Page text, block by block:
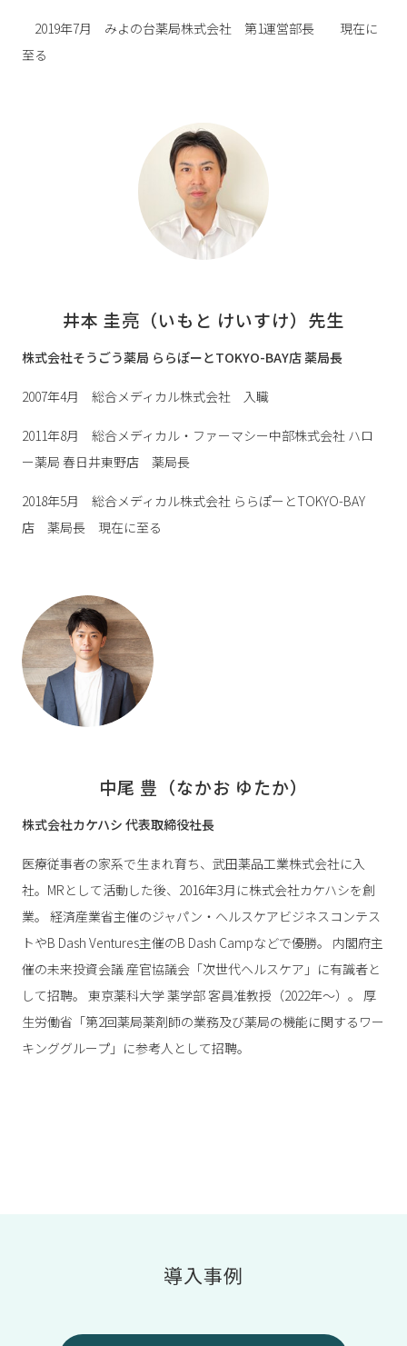
2019年7月 みよの台薬局株式会社 第1運営部長 現在に
至る
井本 圭亮（いもと けいすけ）先生
株式会社そうごう薬局 ららぽーとTOKYO-BAY店 薬局長
2007年4月 総合メディカル株式会社 入職
2011年8月 総合メディカル・ファーマシー中部株式会社 ハロ
ー薬局 春日井東野店 薬局長
2018年5月 総合メディカル株式会社 ららぽーとTOKYO-BAY
店 薬局長 現在に至る
中尾 豊（なかお ゆたか）
株式会社カケハシ 代表取締役社長
医療従事者の家系で生まれ育ち、武田薬品工業株式会社に入
社。MRとして活動した後、2016年3月に株式会社カケハシを創
業。 経済産業省主催のジャパン・ヘルスケアビジネスコンテス
トやB Dash Ventures主催のB Dash Campなどで優勝。 内閣府主
催の未来投資会議 産官協議会「次世代ヘルスケア」に有識者と
して招聘。 東京薬科大学 薬学部 客員准教授（2022年〜）。 厚
生労働省「第2回薬局薬剤師の業務及び薬局の機能に関するワー
キンググループ」に参考人として招聘。
導入事例